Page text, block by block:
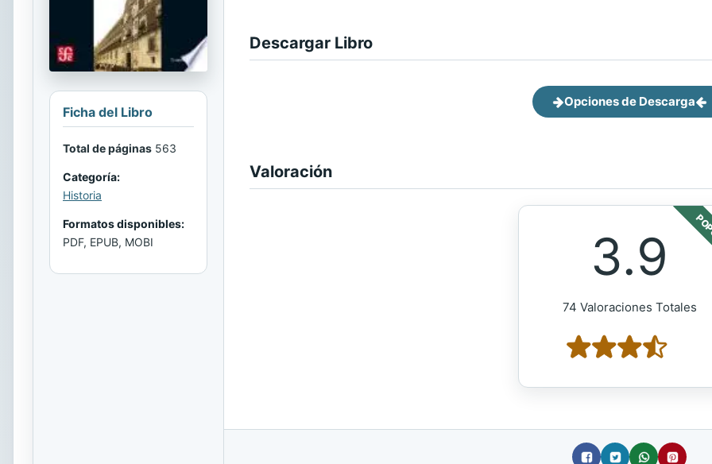
Ficha del Libro
Total de páginas 563
Categoría:
Historia
Formatos disponibles:
PDF, EPUB, MOBI
Descargar Libro
Opciones de Descarga
Valoración
3.9
74 Valoraciones Totales